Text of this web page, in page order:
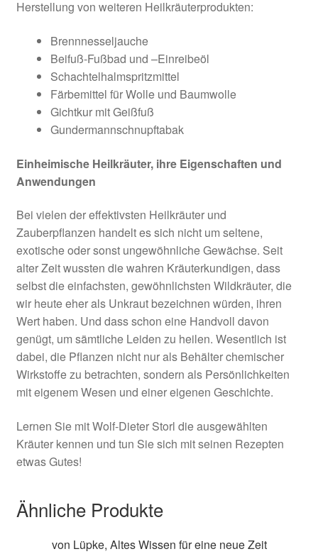
Herstellung von weiteren Heilkräuterprodukten:
Brennnesseljauche
Beifuß-Fußbad und –Einreibeöl
Schachtelhalmspritzmittel
Färbemittel für Wolle und Baumwolle
Gichtkur mit Geißfuß
Gundermannschnupftabak
Einheimische Heilkräuter, ihre Eigenschaften und
Anwendungen
Bei vielen der effektivsten Heilkräuter und
Zauberpflanzen handelt es sich nicht um seltene,
exotische oder sonst ungewöhnliche Gewächse. Seit
alter Zeit wussten die wahren Kräuterkundigen, dass
selbst die einfachsten, gewöhnlichsten Wildkräuter, die
wir heute eher als Unkraut bezeichnen würden, ihren
Wert haben. Und dass schon eine Handvoll davon
genügt, um sämtliche Leiden zu heilen. Wesentlich ist
dabei, die Pflanzen nicht nur als Behälter chemischer
Wirkstoffe zu betrachten, sondern als Persönlichkeiten
mit eigenem Wesen und einer eigenen Geschichte.
Lernen Sie mit Wolf-Dieter Storl die ausgewählten
Kräuter kennen und tun Sie sich mit seinen Rezepten
etwas Gutes!
Ähnliche Produkte
von Lüpke, Altes Wissen für eine neue Zeit